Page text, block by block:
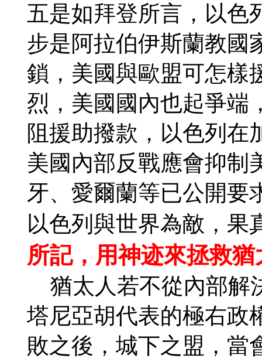
五是如拜登所言，以色
步是阿拉伯伊斯蘭教國
鎖，美國與歐盟可怎樣
烈，美國國內也起爭端
阻援助撥款，以色列在
美國內部反戰應會抑制
牙、愛爾蘭等已公開要
以色列與世界為敵，果
所記，用神迹來拯救
猶太人若不從內部解
塔尼亞胡代表的極右政
敗之後，城下之盟，當